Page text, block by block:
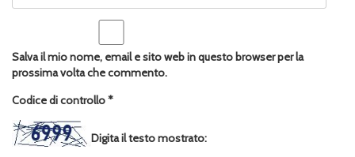
Salva il mio nome, email e sito web in questo browser per la
prossima volta che commento.
Codice di controllo*
Digita il testo mostrato: